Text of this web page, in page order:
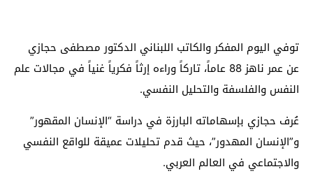
توفي اليوم المفكر والكاتب اللبناني الدكتور مصطفى حجازي
عن عمر ناهز 88 عاماً، تاركاً وراءه إرثاً فكرياً غنياً في مجالات علم
النفس والفلسفة والتحليل النفسي.
عُرف حجازي بإسهاماته البارزة في دراسة “الإنسان المقهور”
و”الإنسان المهدور”، حيث قدم تحليلات عميقة للواقع النفسي
والاجتماعي في العالم العربي.